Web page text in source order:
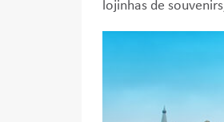
lojinhas de